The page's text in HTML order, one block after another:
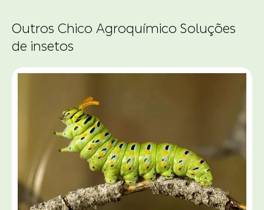
Outros Chico Agroquímico Soluções
de insetos